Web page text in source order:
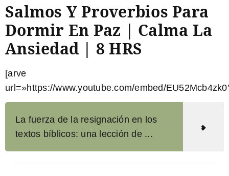
Salmos Y Proverbios Para
Dormir En Paz | Calma La
Ansiedad | 8 HRS
[arve
url=»https://www.youtube.com/embed/
La fuerza de la resignación en los
textos bíblicos: una lección de ...